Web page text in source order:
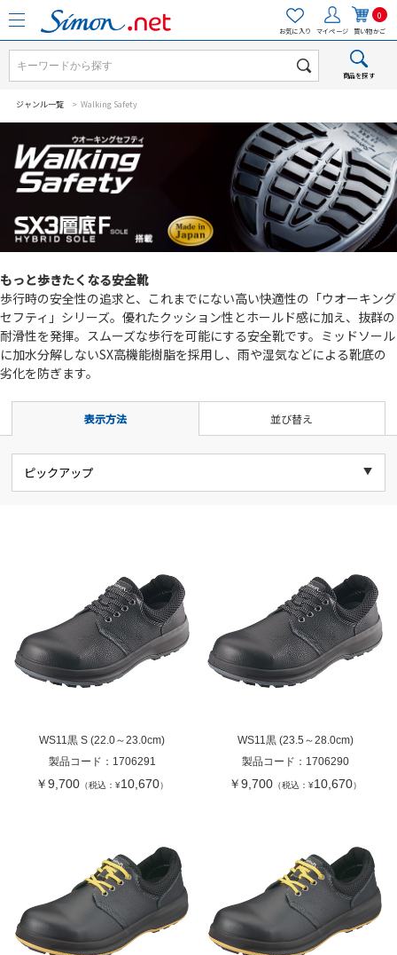
お気に入り マイページ
0
買い物かご
商品を探す
ジャンル一覧 > Walking Safety
もっと歩きたくなる安全靴
歩行時の安全性の追求と、これまでにない高い快適性の「ウオーキング
セフティ」シリーズ。優れたクッション性とホールド感に加え、抜群の
耐滑性を発揮。スムーズな歩行を可能にする安全靴です。ミッドソール
に加水分解しないSX高機能樹脂を採用し、雨や湿気などによる靴底の
劣化を防ぎます。
表示方法 並び替え
WS11黒 S (22.0～23.0cm)
製品コード： 1706291
￥9,700 （税込：¥10,670）
WS11黒 (23.5～28.0cm)
製品コード： 1706290
￥9,700 （税込：¥10,670）